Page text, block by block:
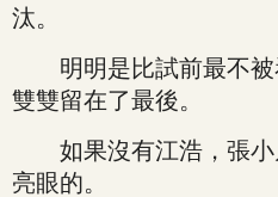
汰。
明明是比試前最不被
雙雙留在了最後。
如果沒有江浩，張小
亮眼的。